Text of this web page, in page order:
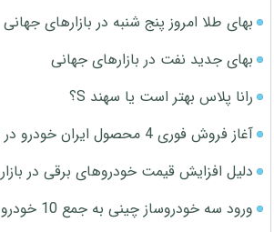
بهای طلا امروز پنج شنبه در بازارهای جهانی
بهای جدید نفت در بازارهای جهانی
رانا پلاس بهتر است یا سهند S؟
آغاز فروش فوری 4 محصول ایران خودرو در نمایندگی‌ها
دلیل افزایش قیمت خودروهای برقی در بازار
ورود سه خودروساز چینی به جمع 10 خودروساز برتر جهان